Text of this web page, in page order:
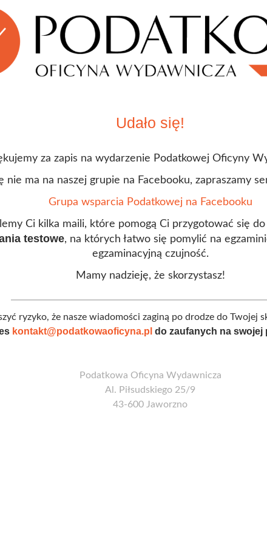
Udało się!
za zapis na wydarzenie Podatkowej Oficyny
nie ma na naszej grupie na Facebooku, zapraszamy
Grupa wsparcia Podatkowej na Facebooku
Ci kilka maili, które pomogą Ci przygotować się
testowe, na których łatwo się pomylić na
egzaminacyjną czujność.
Mamy nadzieję, że skorzystasz!
ryzyko, że nasze wiadomości zaginą po drodze do Twojej
kontakt@podatkowaoficyna.pl do zaufanych na swojej
Podatkowa Oficyna Wydawnicza
Al. Piłsudskiego 25/9
43-600 Jaworzno